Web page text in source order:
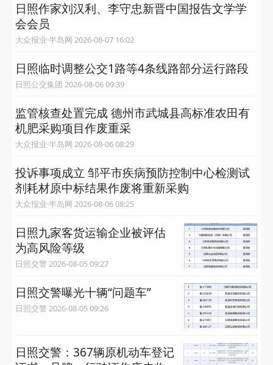
日照作家刘汉利、李守忠新晋中国报告文学学
会会员
大众报业·半岛网 2026-08-07 16:02
日照临时调整公交1路等4条线路部分运行路段
日照公交集团 2026-08-06 09:39
监管核查处置完成 德州市武城县高标准农田有
机肥采购项目作废重采
大众报业·半岛网 2026-08-06 08:29
投诉事项成立 邹平市疾病预防控制中心检测试
剂耗材原中标结果作废将重新采购
大众报业·半岛网 2026-08-06 08:25
日照九家客货运输企业被评估
为高风险等级
日照交警 2026-08-05 09:27
日照交警曝光十辆“问题车”
日照交警 2026-08-05 09:26
日照交警：367辆原机动车登记